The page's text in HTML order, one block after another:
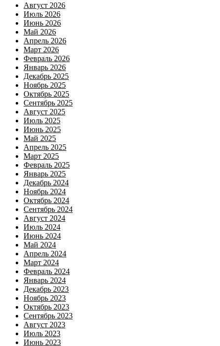
Август 2026
Июль 2026
Июнь 2026
Май 2026
Апрель 2026
Март 2026
Февраль 2026
Январь 2026
Декабрь 2025
Ноябрь 2025
Октябрь 2025
Сентябрь 2025
Август 2025
Июль 2025
Июнь 2025
Май 2025
Апрель 2025
Март 2025
Февраль 2025
Январь 2025
Декабрь 2024
Ноябрь 2024
Октябрь 2024
Сентябрь 2024
Август 2024
Июль 2024
Июнь 2024
Май 2024
Апрель 2024
Март 2024
Февраль 2024
Январь 2024
Декабрь 2023
Ноябрь 2023
Октябрь 2023
Сентябрь 2023
Август 2023
Июль 2023
Июнь 2023